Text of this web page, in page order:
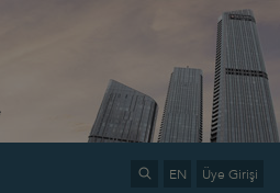
EN Üye Girişi